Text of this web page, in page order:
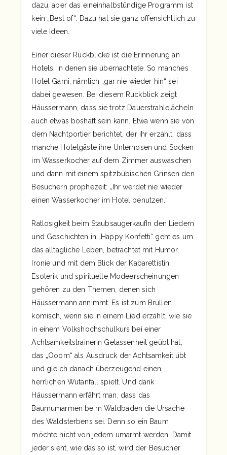
dazu, aber das eineinhalbstündige Programm ist
kein „Best of“. Dazu hat sie ganz offensichtlich zu
viele Ideen.
Einer dieser Rückblicke ist die Erinnerung an
Hotels, in denen sie übernachtete. So manches
Hotel Garni, nämlich „gar nie wieder hin“ sei
dabei gewesen. Bei diesem Rückblick zeigt
Häussermann, dass sie trotz Dauerstrahlelächeln
auch etwas boshaft sein kann. Etwa wenn sie von
dem Nachtportier berichtet, der ihr erzählt, dass
manche Hotelgäste ihre Unterhosen und Socken
im Wasserkocher auf dem Zimmer auswaschen
und dann mit einem spitzbübischen Grinsen den
Besuchern prophezeit: „Ihr werdet nie wieder
einen Wasserkocher im Hotel benutzen.“
Ratlosigkeit beim StaubsaugerkaufIn den Liedern
und Geschichten in „Happy Konfetti“ geht es um
das alltägliche Leben, betrachtet mit Humor,
Ironie und mit dem Blick der Kabarettistin.
Esoterik und spirituelle Modeerscheinungen
gehören zu den Themen, denen sich
Häussermann annimmt. Es ist zum Brüllen
komisch, wenn sie in einem Lied erzählt, wie sie
in einem Volkshochschulkurs bei einer
Achtsamkeitstrainerin Gelassenheit geübt hat,
das „Ooom“ als Ausdruck der Achtsamkeit übt
und gleich danach überzeugend einen
herrlichen Wutanfall spielt. Und dank
Häussermann erfährt man, dass das
Baumumarmen beim Waldbaden die Ursache
des Waldsterbens sei. Denn so ein Baum
möchte nicht von jedem umarmt werden. Damit
jeder sieht, wie das so ist, wird der Besucher